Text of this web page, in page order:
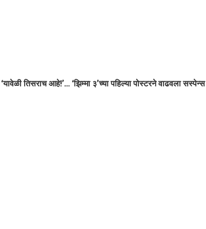
‘यावेळी तिसराच आहे!’… ‘झिम्मा ३’च्या पहिल्या पोस्टरने वाढवला सस्पेन्स